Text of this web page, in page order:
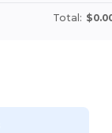
Total: